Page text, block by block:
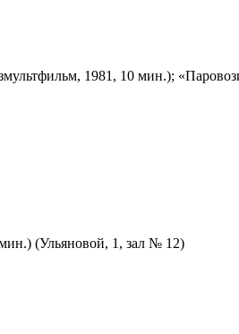
1981, 10 мин.);
(Ульяновой, 1, зал № 12)